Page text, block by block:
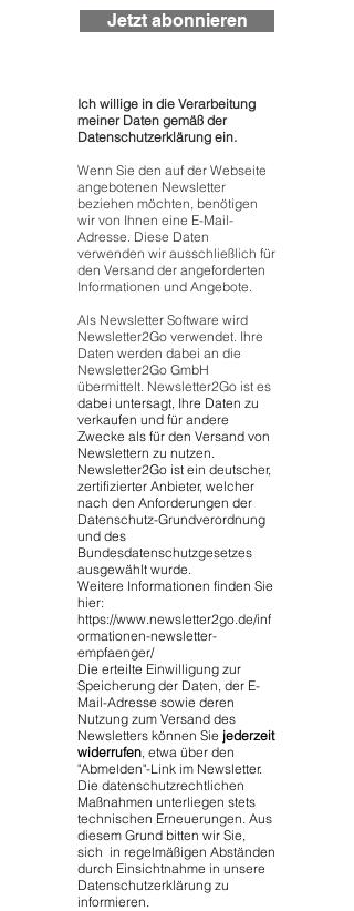
Jetzt abonnieren
Ich willige in die Verarbeitung
meiner Daten gemäß der
Datenschutzerklärung ein.
Wenn Sie den auf der Webseite
angebotenen Newsletter
beziehen möchten, benötigen
wir von Ihnen eine E-Mail-
Adresse. Diese Daten
verwenden wir ausschließlich für
den Versand der angeforderten
Informationen und Angebote.
Als Newsletter Software wird
Newsletter2Go verwendet. Ihre
Daten werden dabei an die
Newsletter2Go GmbH
übermittelt. Newsletter2Go ist es
dabei untersagt, Ihre Daten zu
verkaufen und für andere
Zwecke als für den Versand von
Newslettern zu nutzen.
Newsletter2Go ist ein deutscher,
zertifizierter Anbieter, welcher
nach den Anforderungen der
Datenschutz-Grundverordnung
und des
Bundesdatenschutzgesetzes
ausgewählt wurde.
Weitere Informationen finden Sie
hier:
https://www.newsletter2go.de/inf
ormationen-newsletter-
empfaenger/
Die erteilte Einwilligung zur
Speicherung der Daten, der E-
Mail-Adresse sowie deren
Nutzung zum Versand des
Newsletters können Sie jederzeit
widerrufen, etwa über den
"Abmelden"-Link im Newsletter.
Die datenschutzrechtlichen
Maßnahmen unterliegen stets
technischen Erneuerungen. Aus
diesem Grund bitten wir Sie,
sich in regelmäßigen Abständen
durch Einsichtnahme in unsere
Datenschutzerklärung zu
informieren.